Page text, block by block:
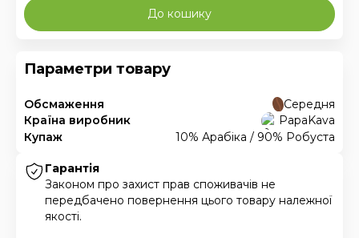
До кошику
Параметри товару
Обсмаження
Середня
Країна виробник
PapaKava
Купаж
10% Арабіка / 90% Робуста
Гарантія
Законом про захист прав споживачів не
передбачено повернення цього товару належної
якості.